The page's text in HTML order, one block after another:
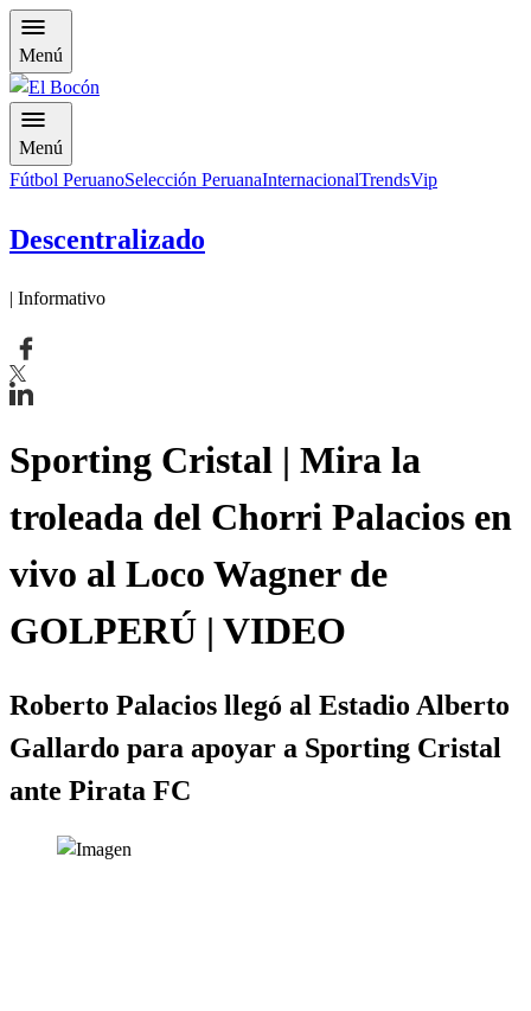
Menú
Menú
Fútbol PeruanoSelección PeruanaInternacionalTrendsVip
Descentralizado
| Informativo
​Sporting Cristal | Mira la
troleada del Chorri Palacios en
vivo al Loco Wagner de
GOLPERÚ | VIDEO
Roberto Palacios llegó al Estadio Alberto
Gallardo para apoyar a Sporting Cristal
ante Pirata FC